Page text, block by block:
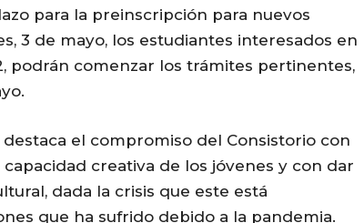
para la preinscripción para nuevos
3 de mayo, los estudiantes interesados en
podrán comenzar los trámites pertinentes,
destaca el compromiso del Consistorio con
creativa de los jóvenes y con dar
dada la crisis que este está
que ha sufrido debido a la pandemia.